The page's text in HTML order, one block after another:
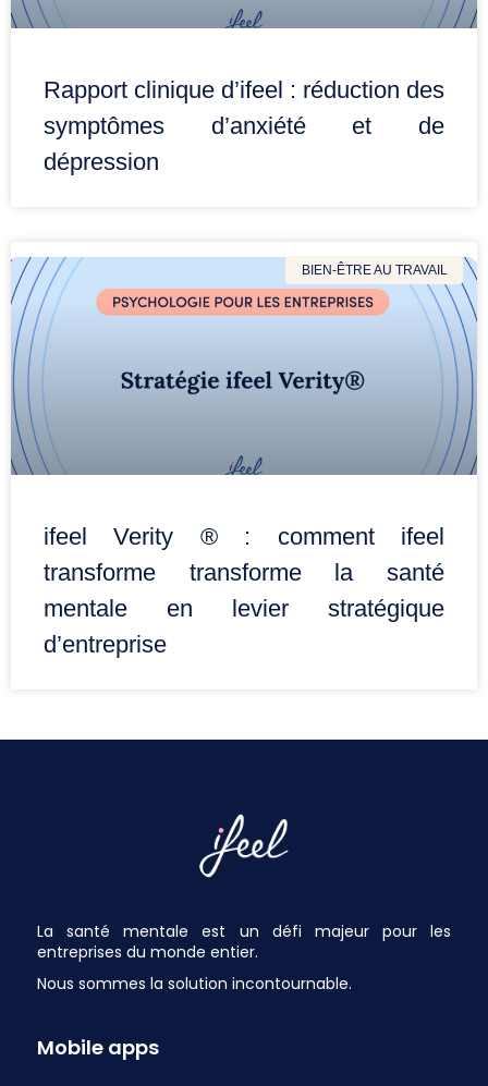
Rapport clinique d’ifeel : réduction des
symptômes d’anxiété et de
dépression
BIEN-ÊTRE AU TRAVAIL
ifeel Verity ® : comment ifeel
transforme transforme la santé
mentale en levier stratégique
d’entreprise
La santé mentale est un défi majeur pour les
entreprises du monde entier.
Nous sommes la solution incontournable.
Mobile apps